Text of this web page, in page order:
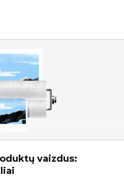
vaizdus: